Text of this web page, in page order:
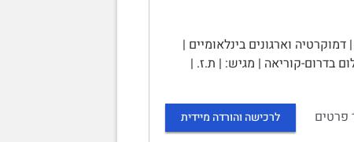
וארגונים בינלאומיים |
בדרום-קוריאה | מגיש: | ת.ז. |
פרטים לרכישה והורדה מיידית